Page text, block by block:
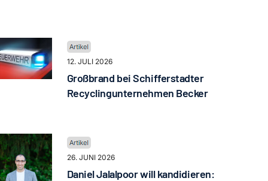
12. JULI 2026
Großbrand bei Schifferstadter
Recyclingunternehmen Becker
26. JUNI 2026
Daniel Jalalpoor will kandidieren: